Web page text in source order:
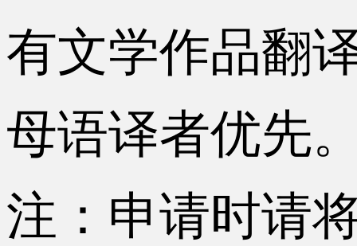
有文学作品翻
母语译者优先
注：申请时请